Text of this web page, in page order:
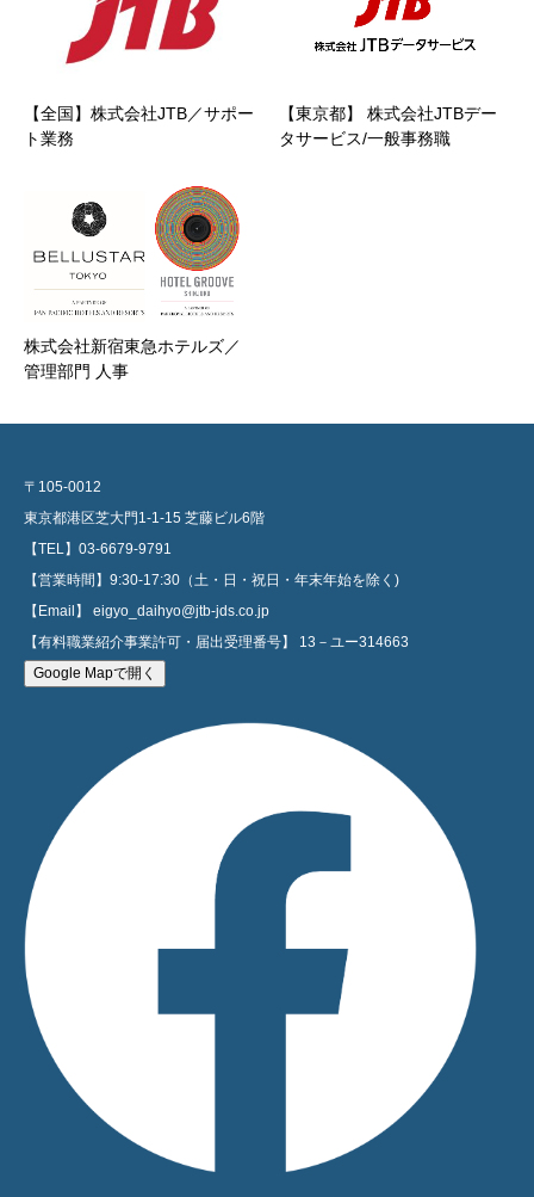
【全国】株式会社JTB／サポー
ト業務
【東京都】 株式会社JTBデー
タサービス/一般事務職
株式会社新宿東急ホテルズ／
管理部門 人事
〒105-0012
東京都港区芝大門1-1-15 芝藤ビル6階
【TEL】03-6679-9791
【営業時間】9:30-17:30（土・日・祝日・年末年始を除く)
【Email】 eigyo_daihyo@jtb-jds.co.jp
【有料職業紹介事業許可・届出受理番号】 13－ユー314663
Google Mapで開く